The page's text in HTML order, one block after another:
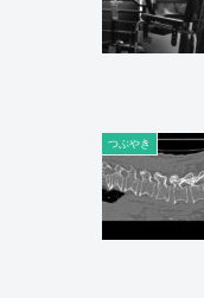
つぶやき